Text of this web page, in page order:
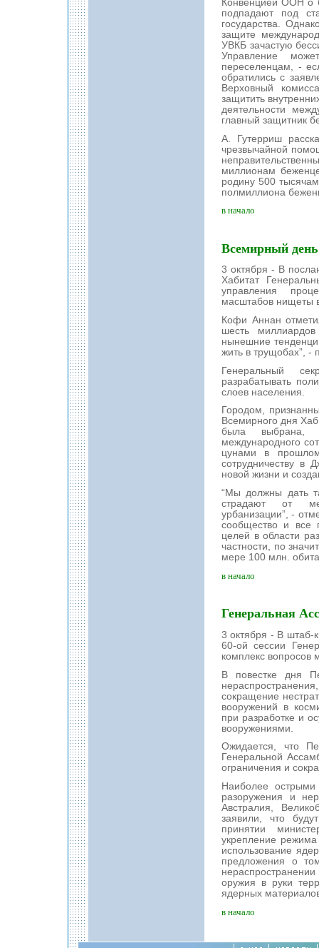
Конвенцией ООН о
подпадают под
государства.
защите
УВКБ зачастую
Управление
переселенцам, -
обратились с
Верховный
защитить
деятельности
главный защитник
А. Гутерриш
чрезвычайной
миллионам
родину 500
полмиллиона
в начало
Всемирный
3 октября - В
Хабитат
управления
масштабов нищеты
Кофи Аннан
шесть
нынешние
жить в трущобах”, -
Генеральный
разрабатывать
слоев населения.
Городом,
Всемирного дня
была выбрана,
международного
цунами в
сотрудничеству в
новой жизни и
“Мы должны дать
страдают от
урбанизации”, -
сообщество и все
целей в области
частности, по
мере 100 млн.
в начало
Генеральная
3 октября - В штаб-
60-ой сессии
комплекс вопросов
В повестке дня
сокращение
вооружений в
при разработке и
вооружениями.
Ожидается, что
Генеральной
ограничения и
Наиболее
разоружения и
Австралия,
заявили, что
принятии
укрепление режима
использование
предложения о
оружия в руки
ядерных
в начало